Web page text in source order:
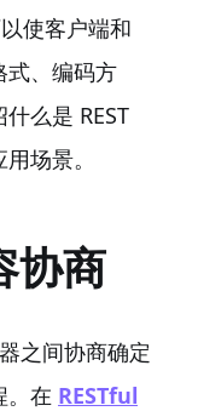
使客户端和
式、编码方
么是 REST
场景。
协商
之间协商确定
。在 RESTful